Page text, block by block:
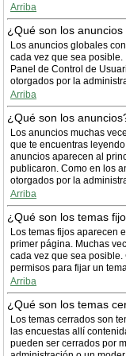
Arriba
¿Qué son los anuncios
Los anuncios globales
cada vez que sea posible.
Panel de Control de
otorgados por la
Arriba
¿Qué son los
Los anuncios muchas
que te encuentras
anuncios aparecen al
publicaron. Como en los
otorgados por la
Arriba
¿Qué son los temas
Los temas fijos aparecen
primer página. Muchas
cada vez que sea
permisos para fijar un
Arriba
¿Qué son los temas
Los temas cerrados son
las encuestas allí
pueden ser cerrados por